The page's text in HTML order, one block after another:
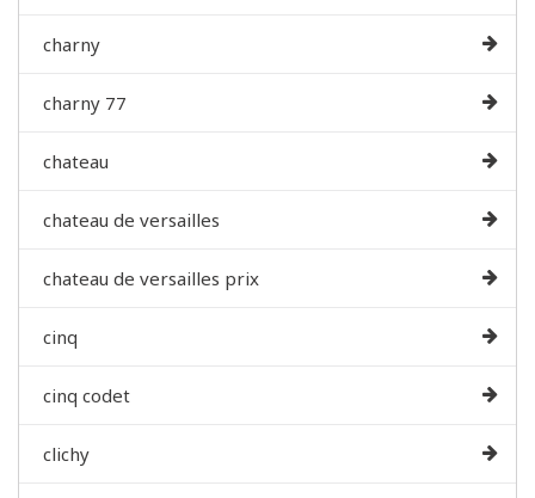
charny
charny 77
chateau
chateau de versailles
chateau de versailles prix
cinq
cinq codet
clichy